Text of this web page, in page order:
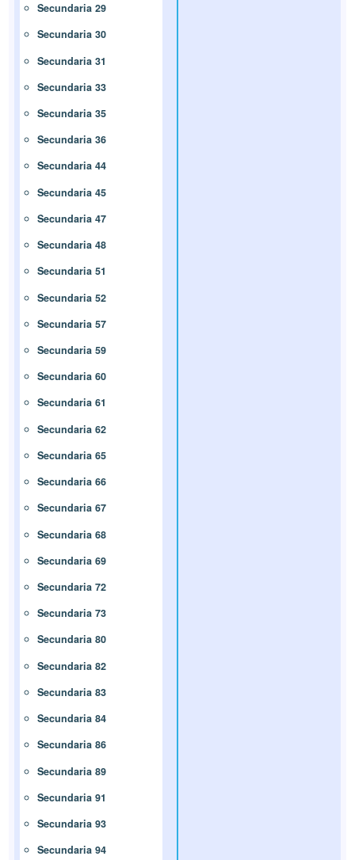
Secundaria 29
Secundaria 30
Secundaria 31
Secundaria 33
Secundaria 35
Secundaria 36
Secundaria 44
Secundaria 45
Secundaria 47
Secundaria 48
Secundaria 51
Secundaria 52
Secundaria 57
Secundaria 59
Secundaria 60
Secundaria 61
Secundaria 62
Secundaria 65
Secundaria 66
Secundaria 67
Secundaria 68
Secundaria 69
Secundaria 72
Secundaria 73
Secundaria 80
Secundaria 82
Secundaria 83
Secundaria 84
Secundaria 86
Secundaria 89
Secundaria 91
Secundaria 93
Secundaria 94